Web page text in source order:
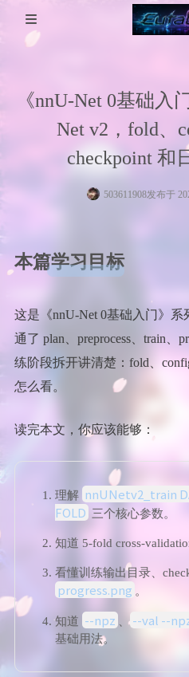
WP美化
电脑问题
服务器
考研计算机
工具箱
MikuTap
医学图像
友链
《nnU-Net 0基础入
Net v2，fold、
checkpoint 和
503611908发布于
本篇学习目标
这是《nnU-Net 0基础入门》
通了 plan、preprocess、train、
练阶段拆开讲清楚：fold、
怎么看。
读完本文，你应该能够：
理解 nnUNetv2_train
FOLD 三个核心参数。
知道 5-fold cross-
看懂训练输出目录、
progress.png 。
知道 --npz 、 --val --
基础用法。